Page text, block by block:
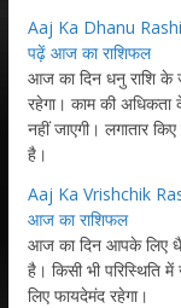
Aaj Ka Dhanu
पढ़ें आज का राशिफल
आज का दिन धनु राशि के
रहेगा। काम की
नहीं जाएगी। लगातार
है।
Aaj Ka Vrishchik
आज का राशिफल
आज का दिन आपके लिए
है। किसी भी परिस्थिति
लिए फायदेमंद रहेगा।